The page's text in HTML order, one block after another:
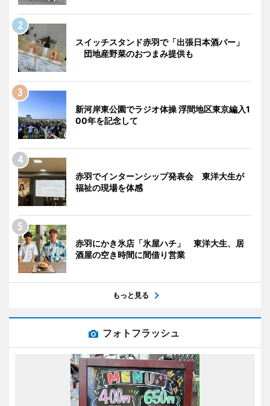
スイッチスタンド赤羽で「出張日本酒バー」
団地産野菜のおつまみ提供も
新河岸東公園でラジオ体操 浮間地区東京編入1
00年を記念して
赤羽でインターンシップ発表会 東洋大生が
福祉の現場を体感
赤羽にかき氷店「氷屋ハチ」 東洋大生、居
酒屋の空き時間に間借り営業
もっと見る
フォトフラッシュ